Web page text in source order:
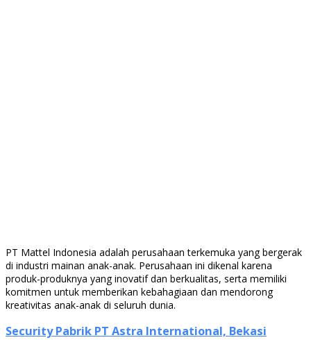
PT Mattel Indonesia adalah perusahaan terkemuka yang bergerak
di industri mainan anak-anak. Perusahaan ini dikenal karena
produk-produknya yang inovatif dan berkualitas, serta memiliki
komitmen untuk memberikan kebahagiaan dan mendorong
kreativitas anak-anak di seluruh dunia.
Security Pabrik PT Astra International, Bekasi